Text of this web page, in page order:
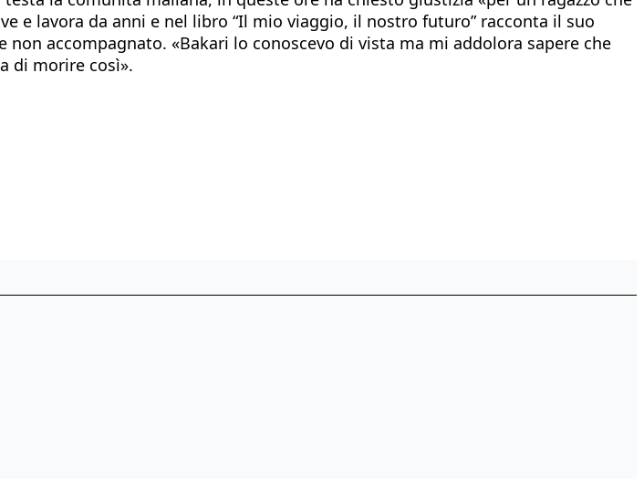
e lavora da anni e nel libro “Il mio viaggio, il nostro futuro” racconta il suo
accompagnato. «Bakari lo conoscevo di vista ma mi addolora sapere che
di morire così».